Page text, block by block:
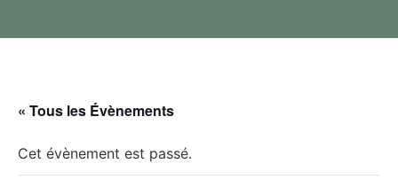
« Tous les Évènements
Cet évènement est passé.